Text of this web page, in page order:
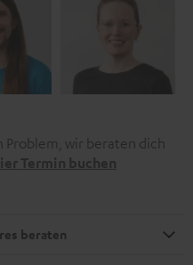
Problem, wir beraten dich
Termin buchen
beraten